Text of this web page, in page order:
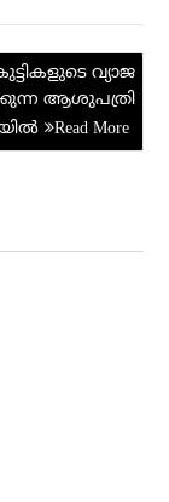
വ്യാജ
ആശുപത്രി